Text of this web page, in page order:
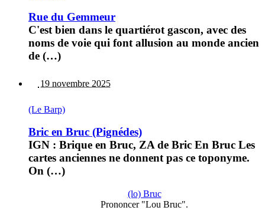
Rue du Gemmeur
C'est bien dans le quartiérot gascon, avec des
noms de voie qui font allusion au monde ancien
de (…)
19 novembre 2025
(Le Barp)
Bric en Bruc (Pignédes)
IGN : Brique en Bruc, ZA de Bric En Bruc Les
cartes anciennes ne donnent pas ce toponyme.
On (…)
(lo) Bruc
Prononcer "Lou Bruc".